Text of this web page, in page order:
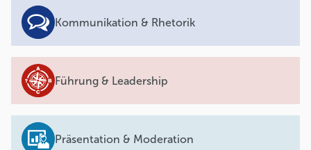
Kommunikation & Rhetorik
Führung & Leadership
Präsentation & Moderation